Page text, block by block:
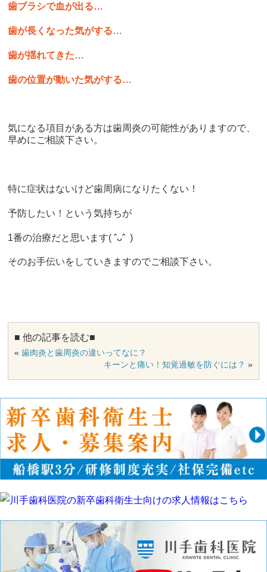
歯ブラシで血が出る…
歯が長くなった気がする…
歯が揺れてきた…
歯の位置が動いた気がする…
気になる項目がある方は歯周炎の可能性がありますので、
早めにご相談下さい。
特に症状はないけど歯周病になりたくない！
予防したい！という気持ちが
1番の治療だと思います( ˆᴗˆ )
そのお手伝いをしていきますのでご相談下さい。
■ 他の記事を読む■
«歯肉炎と歯周炎の違いってなに？
キーンと痛い！知覚過敏を防ぐには？ »